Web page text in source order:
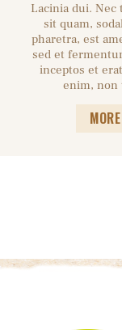
Lacinia dui. Nec
sit quam,
pharetra, est
sed et
inceptos et
enim,